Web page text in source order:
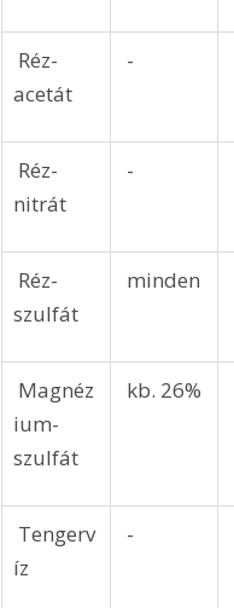
Réz-
acetát
-
Réz-
nitrát
-
Réz-
szulfát
minden
Magnéz
ium-
szulfát
kb. 26%
Tengerv
íz
-